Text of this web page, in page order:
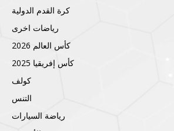
كرة القدم الدولية
رياضات اخرى
كأس العالم 2026
كأس إفريقيا 2025
كولف
التنس
رياضة السيارات